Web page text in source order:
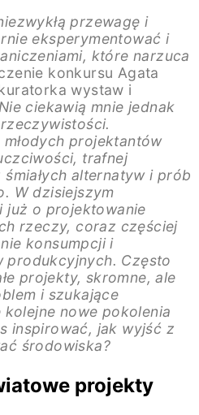
przewagę i
eksperymentować i
które narzuca
konkursu Agata
wystaw i
Nie ciekawią mnie jednak
projektantów
trafnej
alternatyw i prób
W dzisiejszym
już o projektowanie
rzeczy, coraz częściej
konsumpcji i
produkcyjnych. Często
projekty, skromne, ale
i szukające
nowe pokolenia
inspirować, jak wyjść z
środowiska?
projekty